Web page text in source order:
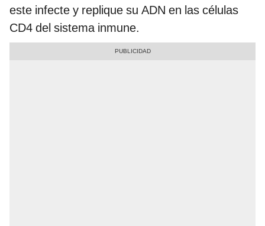
este infecte y replique su ADN en las células
CD4 del sistema inmune.